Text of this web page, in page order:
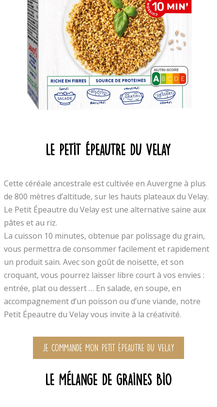
LE Petit Épeautre du Velay
Cette céréale ancestrale est cultivée en Auvergne à plus
de 800 mètres d’altitude, sur les hauts plateaux du Velay.
Le Petit Épeautre du Velay est une alternative saine aux
pâtes et au riz.
La cuisson 10 minutes, obtenue par polissage du grain,
vous permettra de consommer facilement et rapidement
un produit sain. Avec son goût de noisette, et son
croquant, vous pourrez laisser libre court à vos envies :
entrée, plat ou dessert … En salade, en soupe, en
accompagnement d’un poisson ou d’une viande, notre
Petit Épeautre du Velay vous invite à la créativité.
JE COMMANDE mon Petit Épeautre du Velay
LE mélange de graines Bio